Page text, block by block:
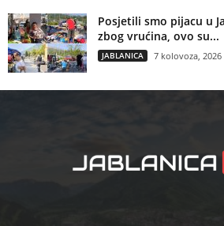
Posjetili smo pijacu u
zbog vrućina, ovo su...
JABLANICA 7 kolovoza, 2026